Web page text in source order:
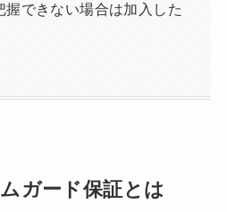
握できない場合は加入した
ガード保証とは